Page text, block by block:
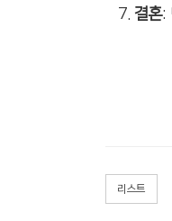
7. 결혼:
리스트